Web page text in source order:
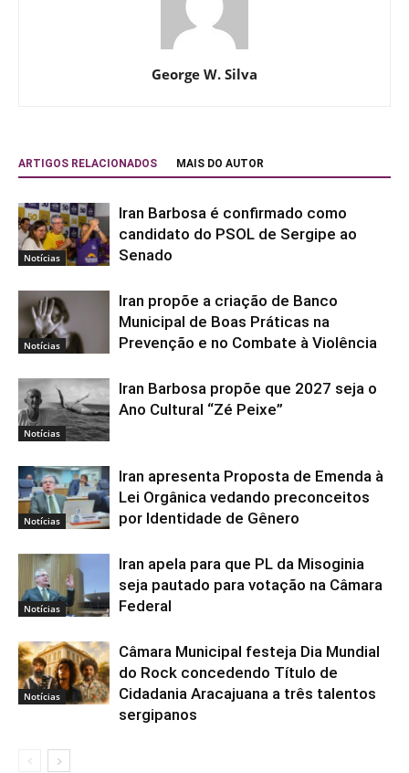
George W. Silva
ARTIGOS RELACIONADOS MAIS DO AUTOR
Notícias
Iran Barbosa é confirmado como
candidato do PSOL de Sergipe ao
Senado
Notícias
Iran propõe a criação de Banco
Municipal de Boas Práticas na
Prevenção e no Combate à Violência
Notícias
Iran Barbosa propõe que 2027 seja o
Ano Cultural “Zé Peixe”
Notícias
Iran apresenta Proposta de Emenda à
Lei Orgânica vedando preconceitos
por Identidade de Gênero
Notícias
Iran apela para que PL da Misoginia
seja pautado para votação na Câmara
Federal
Notícias
Câmara Municipal festeja Dia Mundial
do Rock concedendo Título de
Cidadania Aracajuana a três talentos
sergipanos